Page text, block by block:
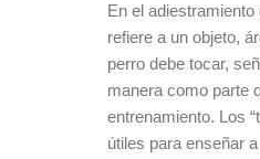
En el adiestramiento
refiere a un objeto,
perro debe tocar,
manera como parte
entrenamiento. Los
útiles para enseñar